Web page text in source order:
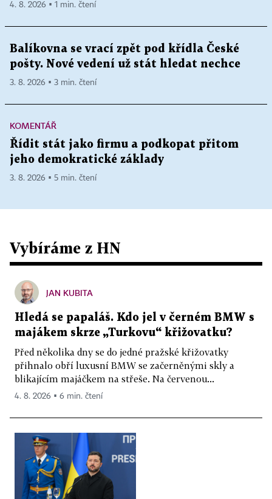
4. 8. 2026 ▪ 1 min. čtení
Balíkovna se vrací zpět pod křídla České
pošty. Nové vedení už stát hledat nechce
3. 8. 2026 ▪ 3 min. čtení
KOMENTÁŘ
Řídit stát jako firmu a podkopat přitom
jeho demokratické základy
3. 8. 2026 ▪ 5 min. čtení
Vybíráme z HN
JAN KUBITA
Hledá se papaláš. Kdo jel v černém BMW s
majákem skrze „Turkovu“ křižovatku?
Před několika dny se do jedné pražské křižovatky
přihnalo obří luxusní BMW se začerněnými skly a
blikajícím majáčkem na střeše. Na červenou...
4. 8. 2026 ▪ 6 min. čtení